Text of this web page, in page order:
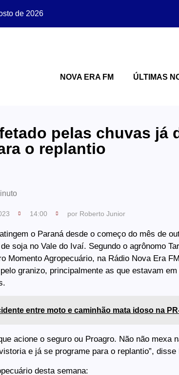
de 2026
NOVA ERA FM ÚLTIMAS
pelas chuvas já
o replantio
14:00 por Roberto Junior
o Paraná desde o começo do mês de
soja no Vale do Ivaí. Segundo o agrônomo
Momento Agropecuário, na Rádio Nova Era
granizo, principalmente as que estavam
entre moto e caminhão mata idoso na
acione o seguro ou Proagro. Não não mexa
e já se programe para o replantio”, disse
desta semana: